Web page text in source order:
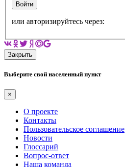
Войти
или авторизируйтесь через:
Закрыть
Выберите свой населенный пункт
×
О проекте
Контакты
Пользовательское соглашение
Новости
Глоссарий
Вопрос-ответ
Наша команда